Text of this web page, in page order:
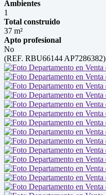
Ambientes
1
Total construido
37 m²
Apto profesional
No
(REF. RBU66144 AP7286382)